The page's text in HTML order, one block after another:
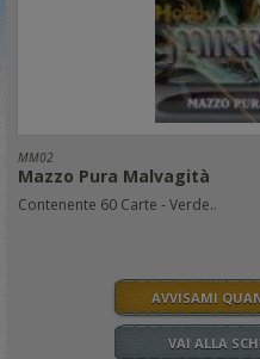
MM02
Mazzo Pura Malvagità
Contenente 60 Carte - Verde..
AVVISAMI
VAI ALLA